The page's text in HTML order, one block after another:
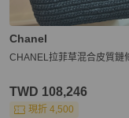
Chanel
CHANEL拉菲草混合皮質鏈
TWD 108,246
現折 4,500